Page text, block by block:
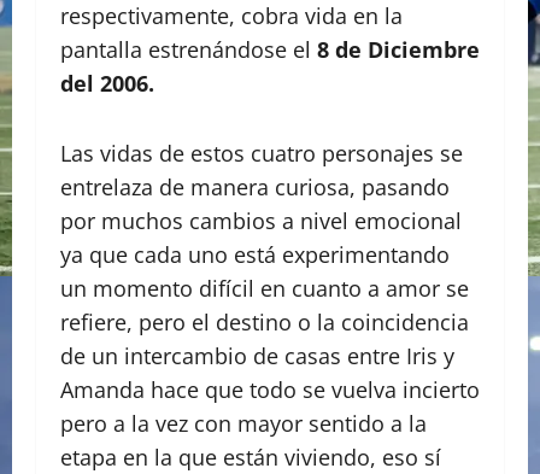
respectivamente, cobra vida en la
pantalla estrenándose el 8 de Diciembre
del 2006.
Las vidas de estos cuatro personajes se
entrelaza de manera curiosa, pasando
por muchos cambios a nivel emocional
ya que cada uno está experimentando
un momento difícil en cuanto a amor se
refiere, pero el destino o la coincidencia
de un intercambio de casas entre Iris y
Amanda hace que todo se vuelva incierto
pero a la vez con mayor sentido a la
etapa en la que están viviendo, eso sí